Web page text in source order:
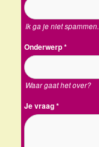
Ik ga je niet spammen.
Onderwerp*
Waar gaat het over?
Je vraag*